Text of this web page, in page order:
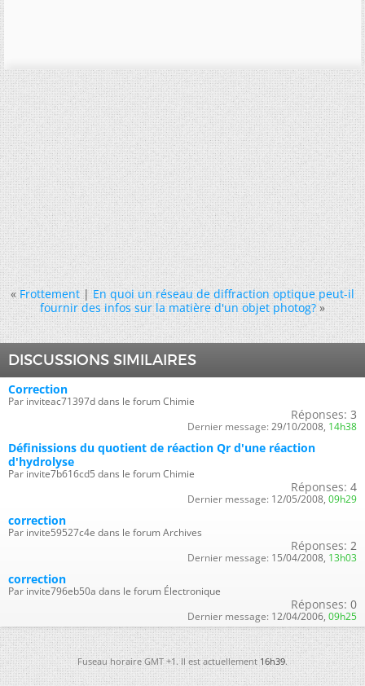
« Frottement|En quoi un réseau de diffraction optique peut-il
fournir des infos sur la matière d'un objet photog? »
DISCUSSIONS SIMILAIRES
Correction
Par inviteac71397d dans le forum Chimie
Réponses: 3
Dernier message: 29/10/2008, 14h38
Définissions du quotient de réaction Qr d'une réaction
d'hydrolyse
Par invite7b616cd5 dans le forum Chimie
Réponses: 4
Dernier message: 12/05/2008, 09h29
correction
Par invite59527c4e dans le forum Archives
Réponses: 2
Dernier message: 15/04/2008, 13h03
correction
Par invite796eb50a dans le forum Électronique
Réponses: 0
Dernier message: 12/04/2006, 09h25
Fuseau horaire GMT +1. Il est actuellement16h39.